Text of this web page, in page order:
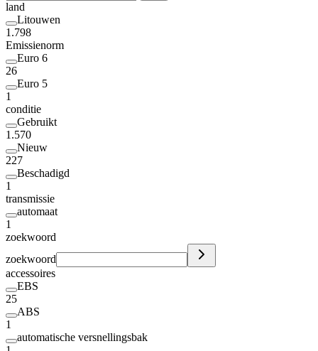
land
Litouwen
1.798
Emissienorm
Euro 6
26
Euro 5
1
conditie
Gebruikt
1.570
Nieuw
227
Beschadigd
1
transmissie
automaat
1
zoekwoord
zoekwoord
accessoires
EBS
25
ABS
1
automatische versnellingsbak